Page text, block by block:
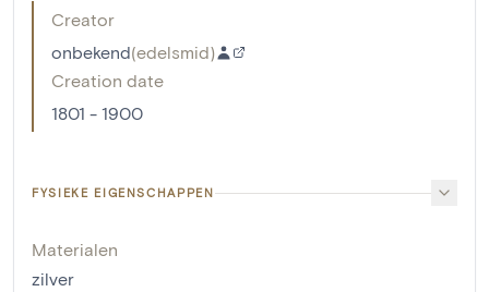
Creator
onbekend(edelsmid)
Creation date
1801 - 1900
FYSIEKE EIGENSCHAPPEN
Materialen
zilver